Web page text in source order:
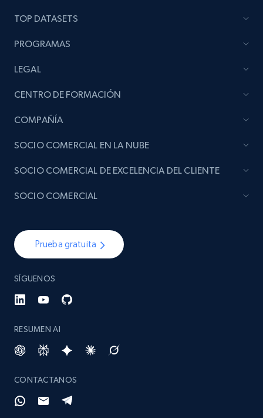
TOP DATASETS
PROGRAMAS
LEGAL
CENTRO DE FORMACIÓN
COMPAÑÍA
Prueba gratuita
SÍGUENOS
RESUMEN AI
CONTACTANOS
SOCIO COMERCIAL EN LA NUBE
SOCIO COMERCIAL DE EXCELENCIA DEL CLIENTE
SOCIO COMERCIAL